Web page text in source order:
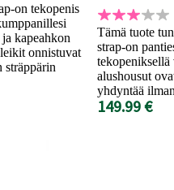
on tekopenis
kapeahkon
onnistuvat
sträppärin
Tämä tuote
strap-on
tekopeniksellä
alushousut
yhdyntää
149.99 €